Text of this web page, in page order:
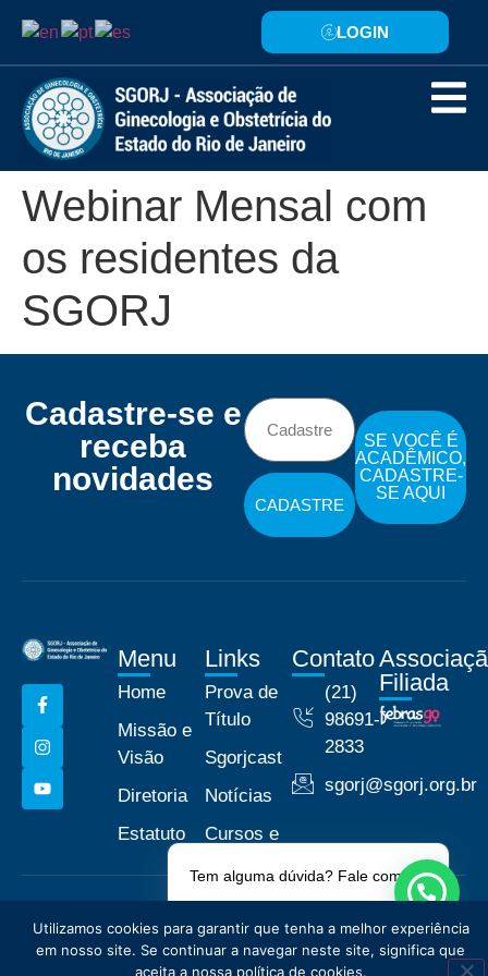
LOGIN
Webinar Mensal com
os residentes da
SGORJ
Cadastre-se e
receba
novidades
CADASTRE
SE VOCÊ É
ACADÊMICO,
CADASTRE-
SE AQUI
Menu
Home
Missão e
Visão
Diretoria
Estatuto
Links
Prova de
Título
Sgorjcast
Notícias
Cursos e
Contato
(21)
98691-
2833
sgorj@sgorj.org.br
Filiada
Ginecologia e Obstetrícia do
Estado do Rio de Janeiro -
Políticas de Privacidade
Utilizamos cookies para garantir que tenha a melhor experiência
em nosso site. Se continuar a navegar neste site, significa que
aceita a nossa política de cookies.
Tem alguma dúvida? Fale comigo!